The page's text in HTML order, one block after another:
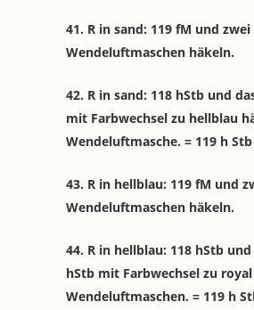
41. R in sand: 119 fM und zwei
Wendeluftmaschen häkeln.
42. R in sand: 118 hStb und
mit Farbwechsel zu hellblau
Wendeluftmasche. = 119 h Stb
43. R in hellblau: 119 fM und
Wendeluftmaschen häkeln.
44. R in hellblau: 118 hStb
hStb mit Farbwechsel zu
Wendeluftmaschen. = 119 h